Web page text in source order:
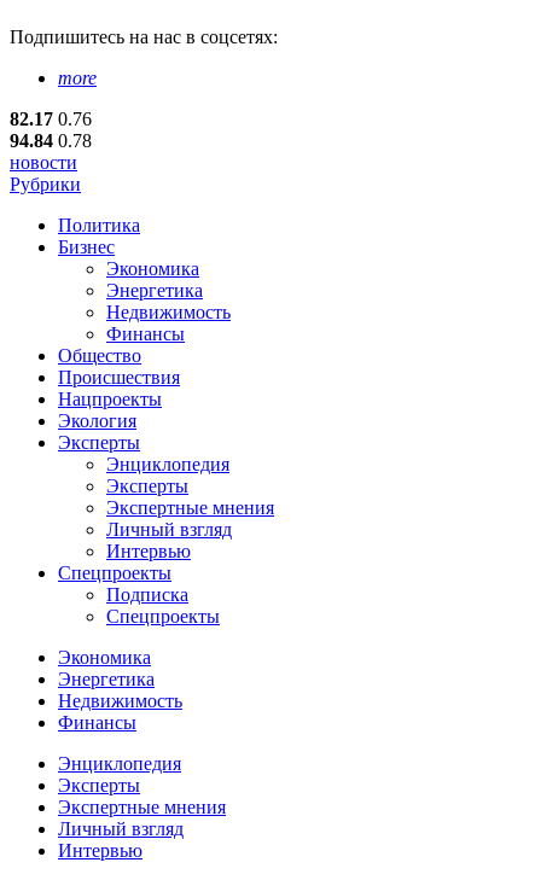
Подпишитесь на нас в соцсетях:
more
82.17 0.76
94.84 0.78
новости
Рубрики
Политика
Бизнес
Экономика
Энергетика
Недвижимость
Финансы
Общество
Происшествия
Нацпроекты
Экология
Эксперты
Энциклопедия
Эксперты
Экспертные мнения
Личный взгляд
Интервью
Спецпроекты
Подписка
Спецпроекты
Экономика
Энергетика
Недвижимость
Финансы
Энциклопедия
Эксперты
Экспертные мнения
Личный взгляд
Интервью